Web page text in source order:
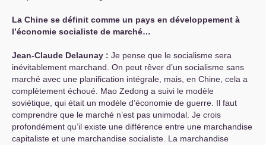
La Chine se définit comme un pays en développement à
l’économie socialiste de marché…
Jean-Claude Delaunay : Je pense que le socialisme sera
inévitablement marchand. On peut rêver d’un socialisme sans
marché avec une planification intégrale, mais, en Chine, cela a
complètement échoué. Mao Zedong a suivi le modèle
soviétique, qui était un modèle d’économie de guerre. Il faut
comprendre que le marché n’est pas unimodal. Je crois
profondément qu’il existe une différence entre une marchandise
capitaliste et une marchandise socialiste. La marchandise